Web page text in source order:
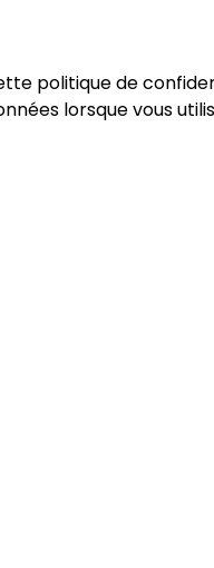
politique de
lorsque vous